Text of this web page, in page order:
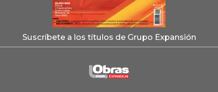
Suscríbete a los títulos de Grupo Expansión